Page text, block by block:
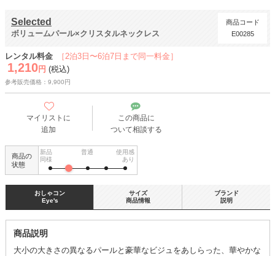
Selected
ボリュームパール×クリスタルネックレス
商品コード
E00285
［2泊3日〜6泊7日まで同一料金］
レンタル料金
1,210 円 (税込)
参考販売価格：9,900円
マイリストに
追加
この商品に
ついて相談する
商品の
状態
新品
同様
普通
使用感
あり
おしゃコン
Eye's
商品説明
大小の大きさの異なるパールと豪華なビジュをあしらった、華やかな
サイズ
商品情報
ブランド
説明